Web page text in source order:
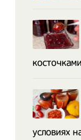
условиях